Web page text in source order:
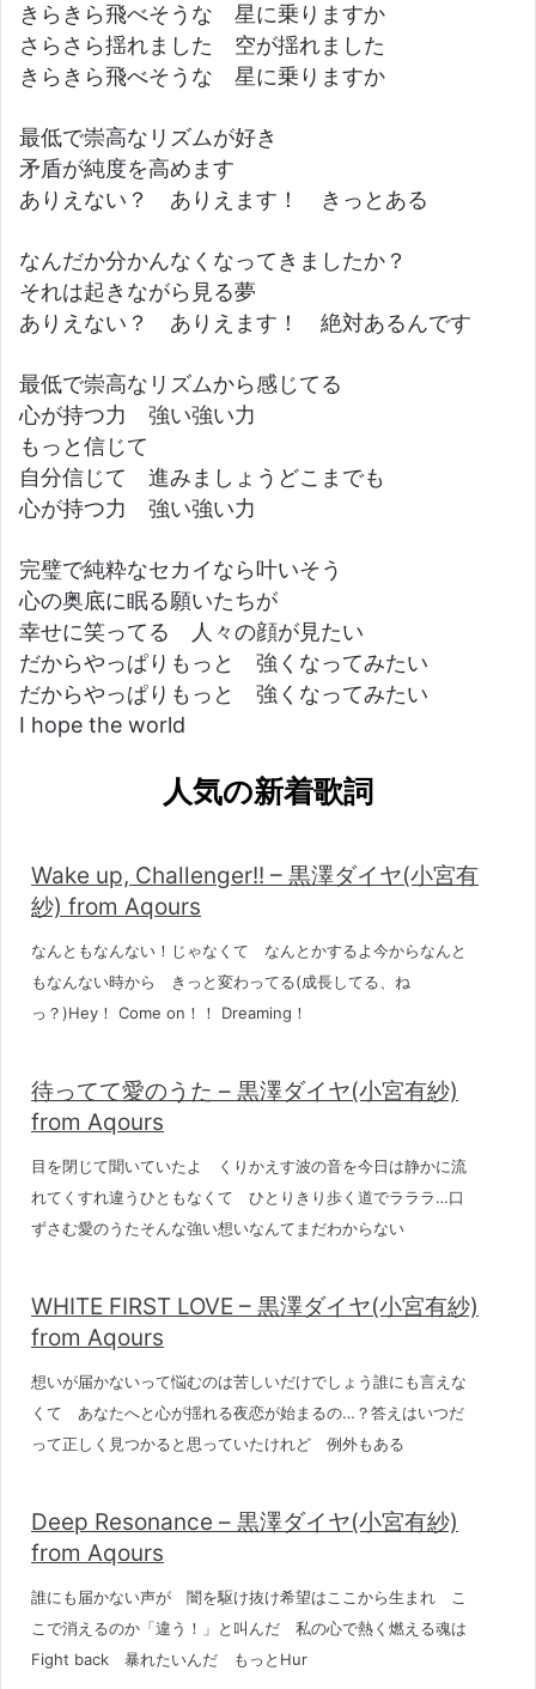
きらきら飛べそうな 星に乗りますか
さらさら揺れました 空が揺れました
きらきら飛べそうな 星に乗りますか
最低で崇高なリズムが好き
矛盾が純度を高めます
ありえない？ ありえます！ きっとある
なんだか分かんなくなってきましたか？
それは起きながら見る夢
ありえない？ ありえます！ 絶対あるんです
最低で崇高なリズムから感じてる
心が持つ力 強い強い力
もっと信じて
自分信じて 進みましょうどこまでも
心が持つ力 強い強い力
完璧で純粋なセカイなら叶いそう
心の奥底に眠る願いたちが
幸せに笑ってる 人々の顔が見たい
だからやっぱりもっと 強くなってみたい
だからやっぱりもっと 強くなってみたい
I hope the world
人気の新着歌詞
Wake up, Challenger!! – 黒澤ダイヤ(小宮有
紗) from Aqours
なんともなんない！じゃなくて なんとかするよ今からなんと
もなんない時から きっと変わってる(成長してる、ね
っ？)Hey！ Come on！！ Dreaming！
待ってて愛のうた – 黒澤ダイヤ(小宮有紗)
from Aqours
目を閉じて聞いていたよ くりかえす波の音を今日は静かに流
れてくすれ違うひともなくて ひとりきり歩く道でラララ…口
ずさむ愛のうたそんな強い想いなんてまだわからない
WHITE FIRST LOVE – 黒澤ダイヤ(小宮有紗)
from Aqours
想いが届かないって悩むのは苦しいだけでしょう誰にも言えな
くて あなたへと心が揺れる夜恋が始まるの…？答えはいつだ
って正しく見つかると思っていたけれど 例外もある
Deep Resonance – 黒澤ダイヤ(小宮有紗)
from Aqours
誰にも届かない声が 闇を駆け抜け希望はここから生まれ こ
こで消えるのか「違う！」と叫んだ 私の心で熱く燃える魂は
Fight back 暴れたいんだ もっとHur